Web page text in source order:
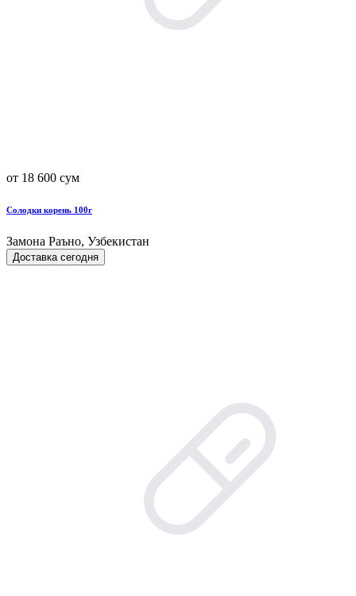
от 18 600 сум
Солодки корень 100г
Замона Раъно, Узбекистан
Доставка сегодня